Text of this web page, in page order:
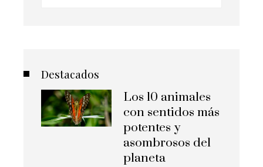
Destacados
Los 10 animales
con sentidos más
potentes y
asombrosos del
planeta